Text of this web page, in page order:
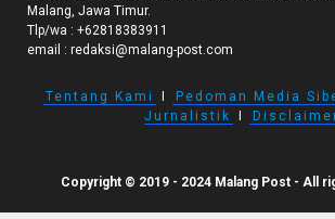
Malang, Jawa Timur.
Tlp/wa : +62818383911
email : redaksi@malang-post.com
Tentang Kami I Pedoman Media
Jurnalistik
I
Copyright © 2019 - 2024 Malang Post - All